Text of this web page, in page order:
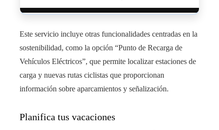
Este servicio incluye otras funcionalidades centradas en la
sostenibilidad, como la opción “Punto de Recarga de
Vehículos Eléctricos”, que permite localizar estaciones de
carga y nuevas rutas ciclistas que proporcionan
información sobre aparcamientos y señalización.
Planifica tus vacaciones